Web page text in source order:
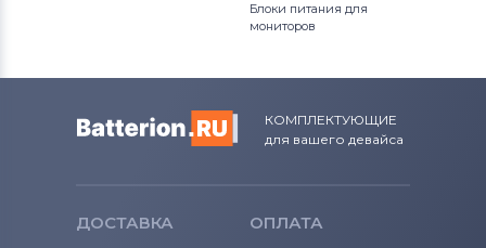
Блоки питания для
мониторов
КОМПЛЕКТУЮЩИЕ
для вашего девайса
ДОСТАВКА
ОПЛАТА